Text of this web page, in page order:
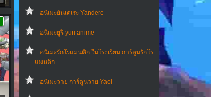
อนิเมะยันเดเระ Yandere
อนิเมะยูริ yuri anime
อนิเมะรักโรแมนติก ในโรงเรียน การ์ตูนรักโร
แมนติก
อนิเมะวาย การ์ตูนวาย Yaoi